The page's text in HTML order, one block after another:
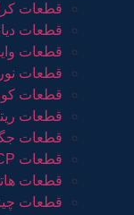
قطعات
قطعات
قطعات
قطعات
قطعات
قطعات
قطعات
قطعات PCP
قطعات
قطعات